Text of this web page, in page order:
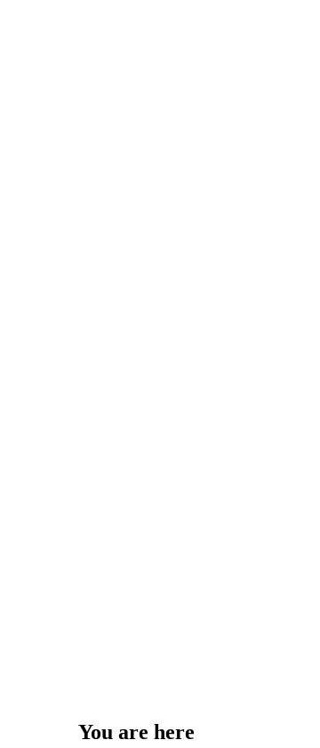
You are here